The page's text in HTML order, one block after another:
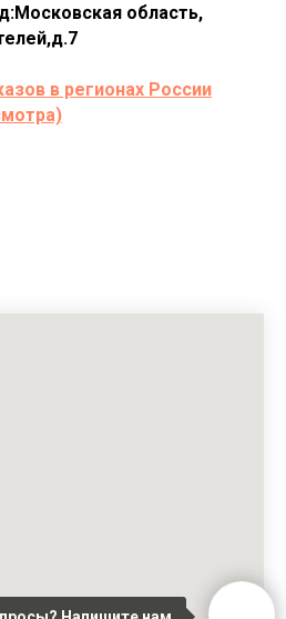
область,
в регионах России